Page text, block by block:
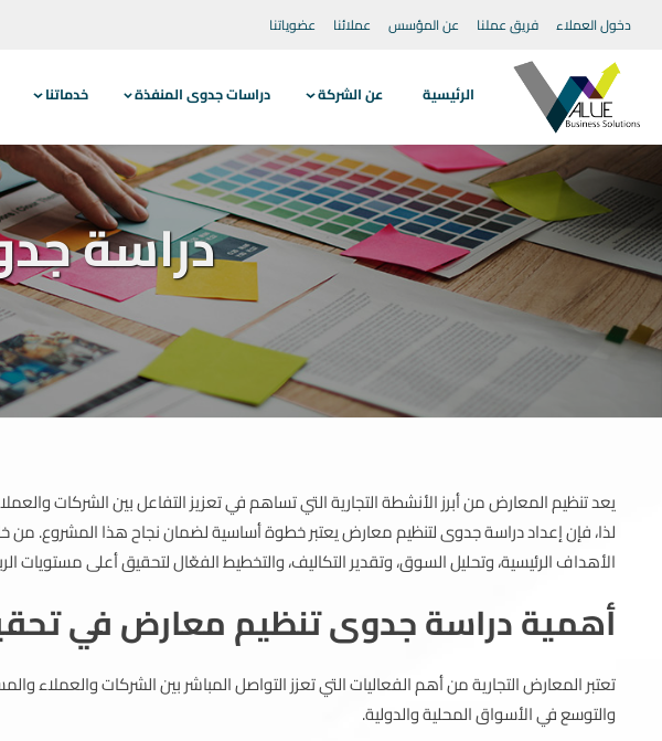
دخول العملاء فريق عملنا عن المؤسس عملائنا عضوياتنا
الرئيسية عن الشركة دراسات جدوى المنفذة خدماتنا
دراسة
يعد تنظيم المعارض من أبرز الأنشطة التجارية التي تساهم في تعزيز التفاعل بين الشركات
لذا، فإن إعداد دراسة جدوى لتنظيم معارض يعتبر خطوة أساسية لضمان نجاح هذا المشروع. من
الأهداف الرئيسية، وتحليل السوق، وتقدير التكاليف، والتخطيط الفعّال لتحقيق أعلى مستويات
أهمية دراسة جدوى تنظيم معارض في
تعتبر المعارض التجارية من أهم الفعاليات التي تعزز التواصل المباشر بين الشركات والعملاء
والتوسع في الأسواق المحلية والدولية.